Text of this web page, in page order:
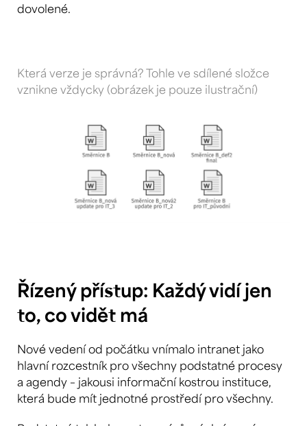
dovolené.
Která verze je správná? Tohle ve sdílené složce
vznikne vždycky (obrázek je pouze ilustrační)
Řízený přístup: Každý vidí jen
to, co vidět má
Nové vedení od počátku vnímalo intranet jako
hlavní rozcestník pro všechny podstatné procesy
a agendy – jakousi informační kostrou instituce,
která bude mít jednotné prostředí pro všechny.